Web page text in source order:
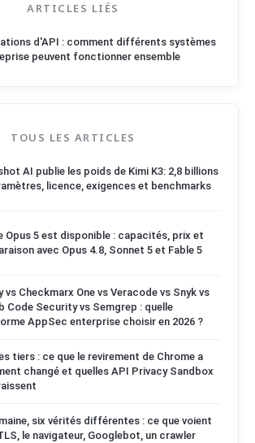
ARTICLES LIÉS
d'API : comment différents systèmes
peuvent fonctionner ensemble
TOUS LES ARTICLES
AI publie les poids de Kimi K3: 2,8 billions
licence, exigences et benchmarks
Opus 5 est disponible : capacités, prix et
avec Opus 4.8, Sonnet 5 et Fable 5
vs Checkmarx One vs Veracode vs Snyk vs
Code Security vs Semgrep : quelle
AppSec enterprise choisir en 2026 ?
tiers : ce que le revirement de Chrome a
changé et quelles API Privacy Sandbox
six vérités différentes : ce que voient
le navigateur, Googlebot, un crawler